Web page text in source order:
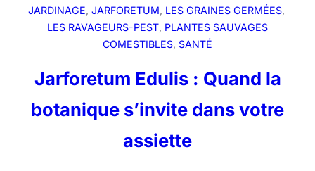
JARDINAGE, JARFORETUM, LES GRAINES GERMÉES
LES RAVAGEURS-PEST, PLANTES SAUVAGES
COMESTIBLES, SANTÉ
Jarforetum Edulis : Quand la
botanique s’invite dans votre
assiette